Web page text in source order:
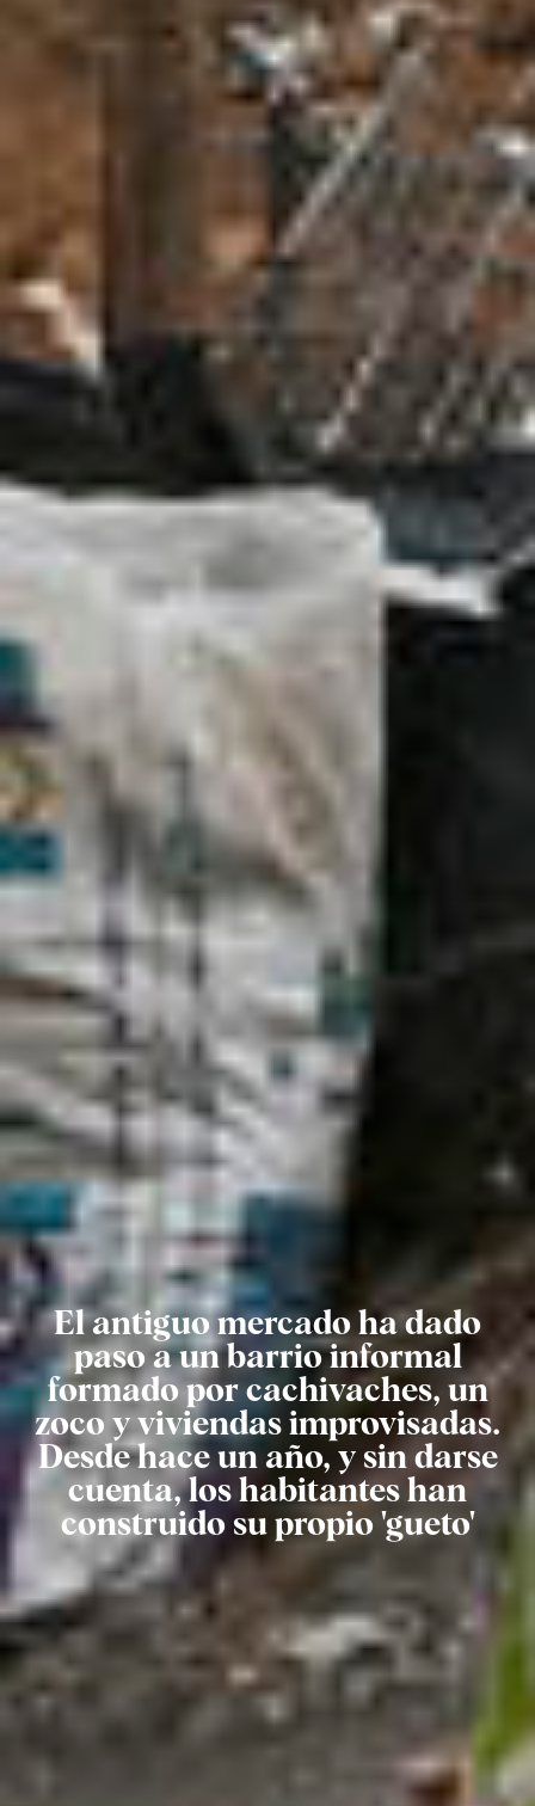
El antiguo mercado ha dado
paso a un barrio informal
formado por cachivaches, un
zoco y viviendas improvisadas.
Desde hace un año, y sin darse
cuenta, los habitantes han
construido su propio 'gueto'